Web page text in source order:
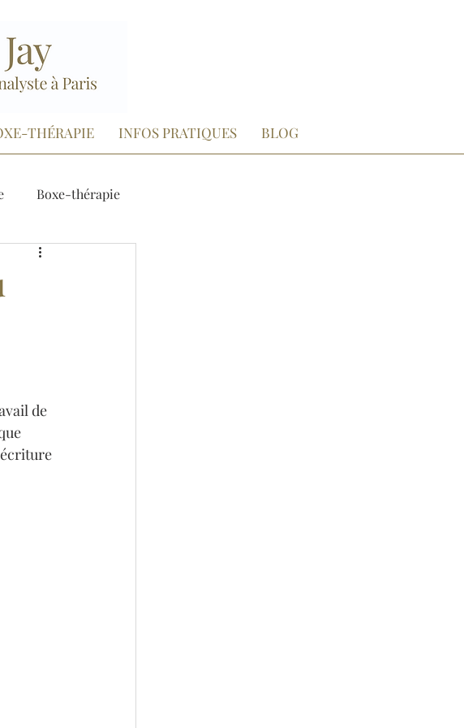
THÉRAPIE INFOS PRATIQUES BLOG
Boxe-thérapie
de